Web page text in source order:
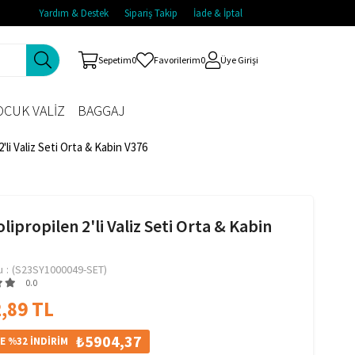
Yardım & Destek Sipariş Takip İade & İptal
Sepetim0 Favorilerim0 Üye Girişi
VALİZ BAGGAJ
Valiz Seti Orta & Kabin V376
2'li Valiz Seti Orta & Kabin
(S23SY1000049-SET)
0.0
TL
%32 İNDİRİM ₺5904,37